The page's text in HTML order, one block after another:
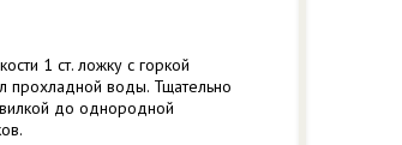
1 ст. ложку с горкой
прохладной воды. Тщательно
до однородной